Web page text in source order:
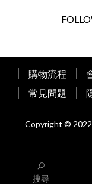
搜尋
購物流程
常見問題
Copyright © 2022